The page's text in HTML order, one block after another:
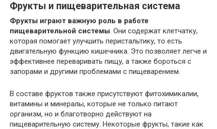
Фрукты и пищеварительная система
Фрукты играют важную роль в работе
пищеварительной системы. Они содержат клетчатку,
которая помогает улучшить перистальтику, то есть
двигательную функцию кишечника. Это позволяет легче и
эффективнее переваривать пищу, а также бороться с
запорами и другими проблемами с пищеварением.
В составе фруктов также присутствуют фитохимикалии,
витамины и минералы, которые не только питают
организм, но и благотворно действуют на
пищеварительную систему. Некоторые фрукты, такие как